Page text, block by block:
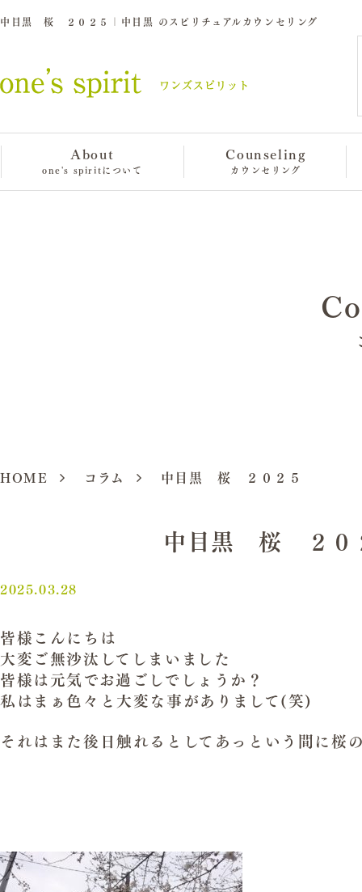
中目黒 桜 ２０２５｜中目黒 のスピリチュアルカウンセリング
About
one's spiritについて
Counseling
カウンセリング
HOME コラム 中目黒 桜 ２０２５
中目黒 桜 ２０
2025.03.28
皆様こんにちは
大変ご無沙汰してしまいました
皆様は元気でお過ごしでしょうか？
私はまぁ色々と大変な事がありまして(笑)
それはまた後日触れるとしてあっという間に桜